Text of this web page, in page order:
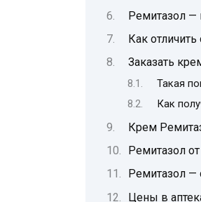
Ремитазол —
Как
Заказать
Такая
Как
Крем
Ремитазол
Ремитазол
Цены в